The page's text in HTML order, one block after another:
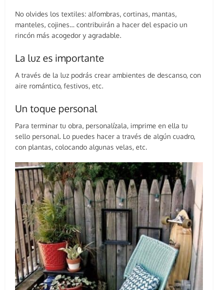
No olvides los textiles: alfombras, cortinas, mantas,
manteles, cojines… contribuirán a hacer del espacio un
rincón más acogedor y agradable.
La luz es importante
A través de la luz podrás crear ambientes de descanso, con
aire romántico, festivos, etc.
Un toque personal
Para terminar tu obra, personalízala, imprime en ella tu
sello personal. Lo puedes hacer a través de algún cuadro,
con plantas, colocando algunas velas, etc.